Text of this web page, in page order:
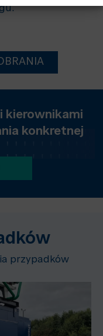
kierownikami
konkretnej
przypadków